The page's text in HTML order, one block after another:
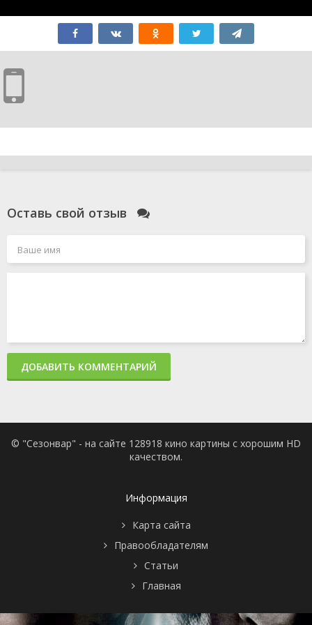
Оставь свой отзыв
ДОБАВИТЬ КОММЕНТАРИЙ
© "Сезонвар" - на сайте 128918 кино картины с хорошим HD
качеством.
Информация
Карта сайта
Правообладателям
Статьи
Главная